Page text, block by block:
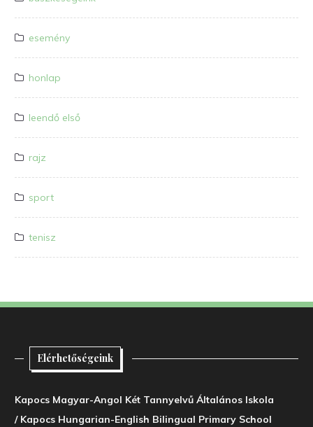
esemény
honlap
leendő első
rajz
sport
tenisz
Elérhetőségeink
Kapocs Magyar-Angol Két Tannyelvű Általános Iskola
/ Kapocs Hungarian-English Bilingual Primary School